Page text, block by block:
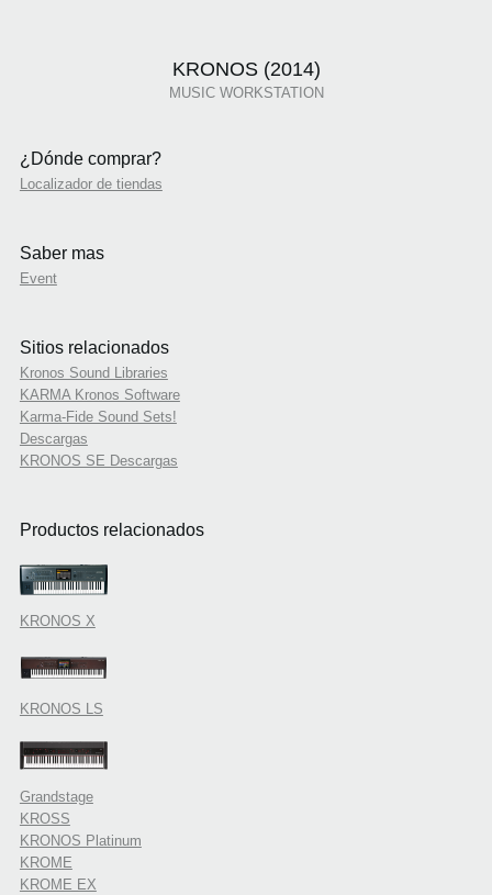
KRONOS (2014)
MUSIC WORKSTATION
¿Dónde comprar?
Localizador de tiendas
Saber mas
Event
Sitios relacionados
Kronos Sound Libraries
KARMA Kronos Software
Karma-Fide Sound Sets!
Descargas
KRONOS SE Descargas
Productos relacionados
KRONOS X
KRONOS LS
Grandstage
KROSS
KRONOS Platinum
KROME
KROME EX